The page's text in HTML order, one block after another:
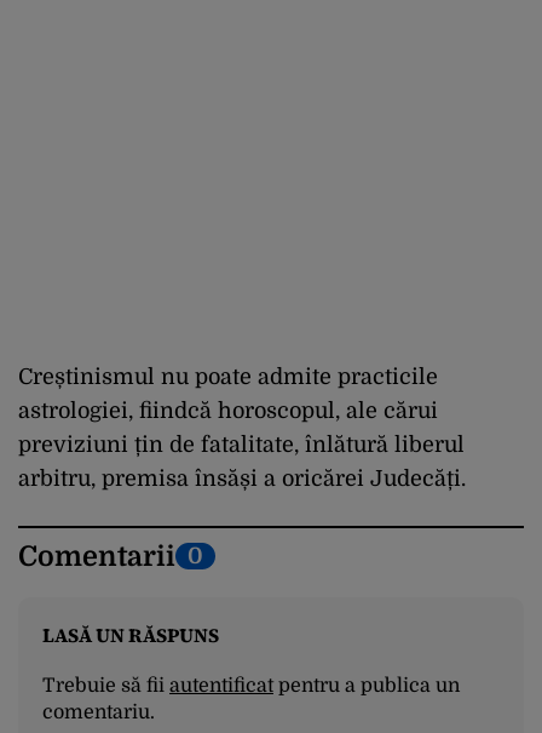
Creștinismul nu poate admite practicile
astrologiei, fiindcă horoscopul, ale cărui
previziuni țin de fatalitate, înlătură liberul
arbitru, premisa însăși a oricărei Judecăți.
Comentarii 0
LASĂ UN RĂSPUNS
Trebuie să fii autentificatpentru a publica un
comentariu.